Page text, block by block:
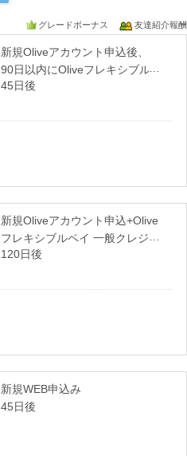
グレードボーナス 友達紹介報酬
新規Oliveアカウント申込後、
90日以内にOliveフレキシブル
ペイ ゴールドクレジットモード
45日後
新規Oliveアカウント申込+Olive
フレキシブルペイ 一般クレジッ
トモード追加完了
120日後
新規WEB申込み
45日後